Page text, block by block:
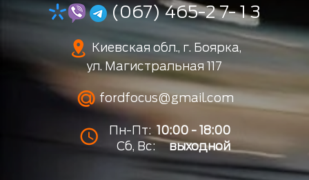
(067) 465-2 7- 1 3
Киевская обл., г. Боярка,
ул. Магистральная 117
fordfocus@gmail.com
Пн-Пт: 10:00 - 18:00
Сб, Вс:
выходной